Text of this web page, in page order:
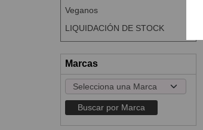
Veganos
LIQUIDACIÓN DE STOCK
Marcas